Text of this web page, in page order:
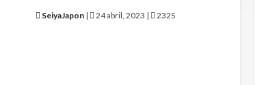
SeiyaJapon| 24 abril, 2023 | 2325